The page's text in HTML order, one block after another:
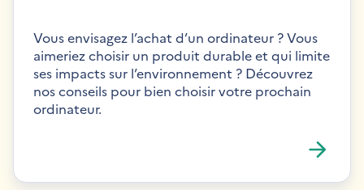
Vous envisagez l’achat d’un ordinateur ? Vous
aimeriez choisir un produit durable et qui limite
ses impacts sur l’environnement ? Découvrez
nos conseils pour bien choisir votre prochain
ordinateur.